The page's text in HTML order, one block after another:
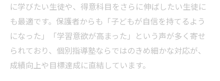
に学びたい生徒や、得意科目をさらに伸ばしたい生徒に
も最適です。保護者からも「子どもが自信を持てるよう
になった」「学習意欲が高まった」という声が多く寄せ
られており、個別指導塾ならではのきめ細かな対応が、
成績向上や目標達成に直結しています。